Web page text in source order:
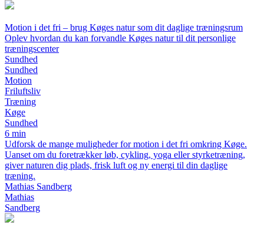
Motion i det fri – brug Køges natur som dit daglige træningsrum
Oplev hvordan du kan forvandle Køges natur til dit personlige
træningscenter
Sundhed
Sundhed
Motion
Friluftsliv
Træning
Køge
Sundhed
6 min
Udforsk de mange muligheder for motion i det fri omkring Køge.
Uanset om du foretrækker løb, cykling, yoga eller styrketræning,
giver naturen dig plads, frisk luft og ny energi til din daglige
træning.
Mathias Sandberg
Mathias
Sandberg